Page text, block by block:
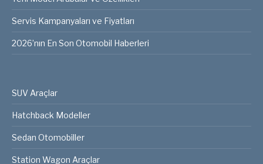
Servis Kampanyaları ve Fiyatları
2026’nın En Son Otomobil Haberleri
SUV Araçlar
Hatchback Modeller
Sedan Otomobiller
Station Wagon Araçlar